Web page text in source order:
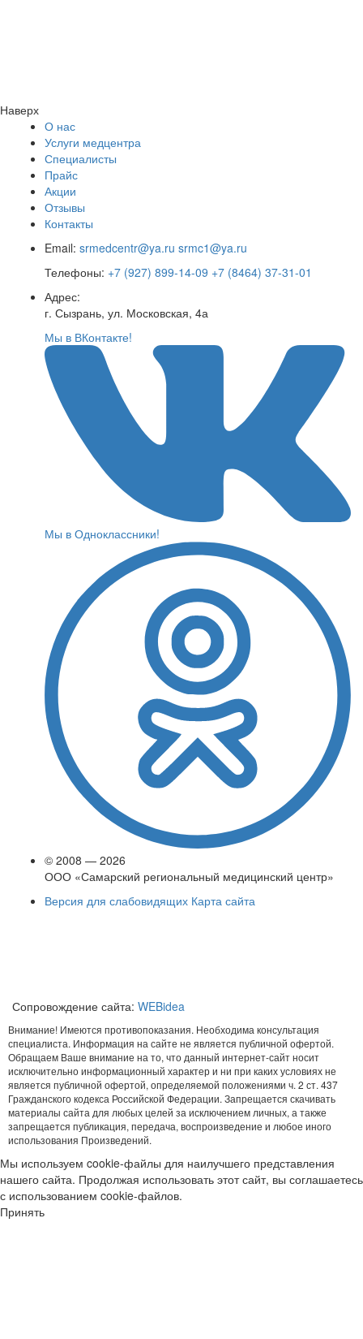
Наверх
О нас
Услуги медцентра
Специалисты
Прайс
Акции
Отзывы
Контакты
Email: srmedcentr@ya.ru srmc1@ya.ru
Телефоны: +7 (927) 899-14-09 +7 (8464) 37-31-01
Адрес:
г. Сызрань, ул. Московская, 4а
Мы в ВКонтакте!
Мы в Одноклассники!
© 2008 — 2026
ООО «Самарский региональный медицинский центр»
Версия для слабовидящих Карта сайта
Сопровождение сайта: WEBidea
Внимание! Имеются противопоказания. Необходима консультация
специалиста. Информация на сайте не является публичной офертой.
Обращаем Ваше внимание на то, что данный интернет-сайт носит
исключительно информационный характер и ни при каких условиях не
является публичной офертой, определяемой положениями ч. 2 ст. 437
Гражданского кодекса Российской Федерации. Запрещается скачивать
материалы сайта для любых целей за исключением личных, а также
запрещается публикация, передача, воспроизведение и любое иного
использования Произведений.
Мы используем cookie-файлы для наилучшего представления
нашего сайта. Продолжая использовать этот сайт, вы соглашаетесь
с использованием cookie-файлов.
Принять